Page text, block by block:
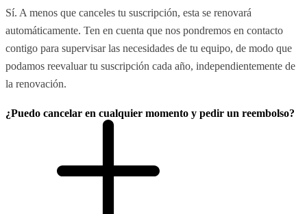
Sí. A menos que canceles tu suscripción, esta se renovará
automáticamente. Ten en cuenta que nos pondremos en contacto
contigo para supervisar las necesidades de tu equipo, de modo que
podamos reevaluar tu suscripción cada año, independientemente de
la renovación.
¿Puedo cancelar en cualquier momento y pedir un reembolso?